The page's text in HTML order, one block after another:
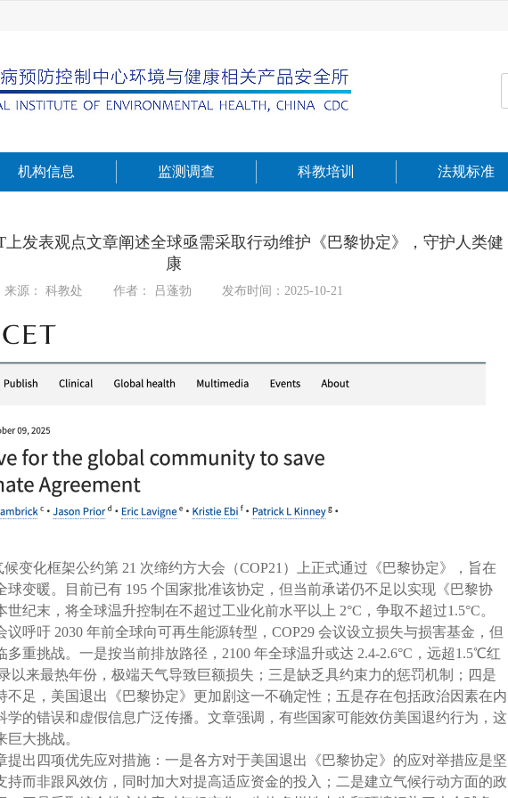
机构信息 监测调查 科教培训 法规标准
发表观点文章阐述全球亟需采取行动维护《巴黎协定》，守护人类健
康
来源： 科教处 作者： 吕蓬勃 发布时间：2025-10-21
化框架公约第 21 次缔约方大会（COP21）上正式通过《巴黎协定》，旨在
球变暖。目前已有 195 个国家批准该协定，但当前承诺仍不足以实现《巴黎协
纪末，将全球温升控制在不超过工业化前水平以上 2°C，争取不超过1.5°C。
呼吁 2030 年前全球向可再生能源转型，COP29 会议设立损失与损害基金，但
多重挑战。一是按当前排放路径，2100 年全球温升或达 2.4-2.6°C，远超1.5℃红
以来最热年份，极端天气导致巨额损失；三是缺乏具约束力的惩罚机制；四是
不足，美国退出《巴黎协定》更加剧这一不确定性；五是存在包括政治因素在内
学的错误和虚假信息广泛传播。文章强调，有些国家可能效仿美国退约行为，这
大挑战。
出四项优先应对措施：一是各方对于美国退出《巴黎协定》的应对举措应是坚
持而非跟风效仿，同时加大对提高适应资金的投入；二是建立气候行动方面的政